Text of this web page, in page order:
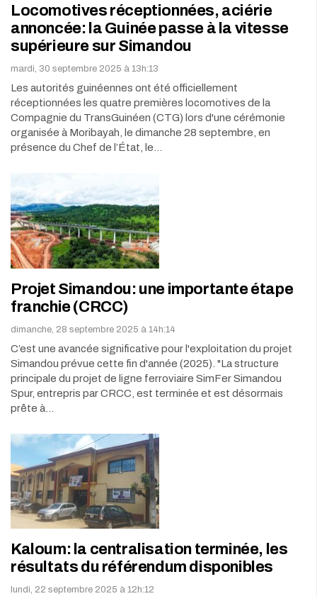
Locomotives réceptionnées, aciérie
annoncée: la Guinée passe à la vitesse
supérieure sur Simandou
mardi, 30 septembre 2025 à 13h:13
Les autorités guinéennes ont été officiellement
réceptionnées les quatre premières locomotives de la
Compagnie du TransGuinéen (CTG) lors d'une cérémonie
organisée à Moribayah, le dimanche 28 septembre, en
présence du Chef de l’État, le…
Projet Simandou: une importante étape
franchie (CRCC)
dimanche, 28 septembre 2025 à 14h:14
C’est une avancée significative pour l'exploitation du projet
Simandou prévue cette fin d'année (2025). "La structure
principale du projet de ligne ferroviaire SimFer Simandou
Spur, entrepris par CRCC, est terminée et est désormais
prête à…
Kaloum: la centralisation terminée, les
résultats du référendum disponibles
lundi, 22 septembre 2025 à 12h:12